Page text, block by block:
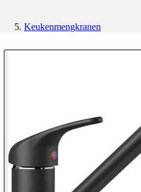
Keukenmengkranen